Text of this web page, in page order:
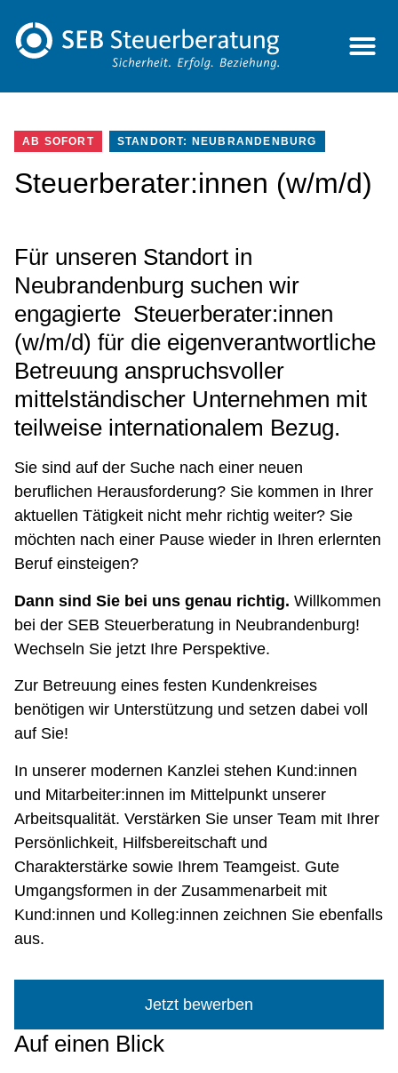
AB SOFORT STANDORT: NEUBRANDENBURG
Steuerberater:innen (w/m/d)
Für unseren Standort in
Neubrandenburg suchen wir
engagierte Steuerberater:innen
(w/m/d) für die eigenverantwortliche
Betreuung anspruchsvoller
mittelständischer Unternehmen mit
teilweise internationalem Bezug.
Sie sind auf der Suche nach einer neuen
beruflichen Herausforderung? Sie kommen in Ihrer
aktuellen Tätigkeit nicht mehr richtig weiter? Sie
möchten nach einer Pause wieder in Ihren erlernten
Beruf einsteigen?
Dann sind Sie bei uns genau richtig. Willkommen
bei der SEB Steuerberatung in Neubrandenburg!
Wechseln Sie jetzt Ihre Perspektive.
Zur Betreuung eines festen Kundenkreises
benötigen wir Unterstützung und setzen dabei voll
auf Sie!
In unserer modernen Kanzlei stehen Kund:innen
und Mitarbeiter:innen im Mittelpunkt unserer
Arbeitsqualität. Verstärken Sie unser Team mit Ihrer
Persönlichkeit, Hilfsbereitschaft und
Charakterstärke sowie Ihrem Teamgeist. Gute
Umgangsformen in der Zusammenarbeit mit
Kund:innen und Kolleg:innen zeichnen Sie ebenfalls
aus.
Jetzt bewerben
Auf einen Blick